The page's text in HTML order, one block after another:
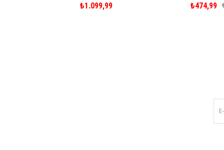
₺1.099,99 ₺474,99